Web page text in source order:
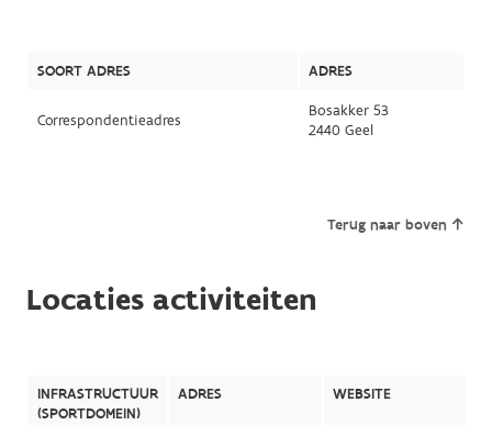
SOORT ADRES ADRES
Correspondentieadres
Bosakker 53
2440 Geel
Terug naar boven
Locaties activiteiten
INFRASTRUCTUUR
(SPORTDOMEIN)
ADRES WEBSITE